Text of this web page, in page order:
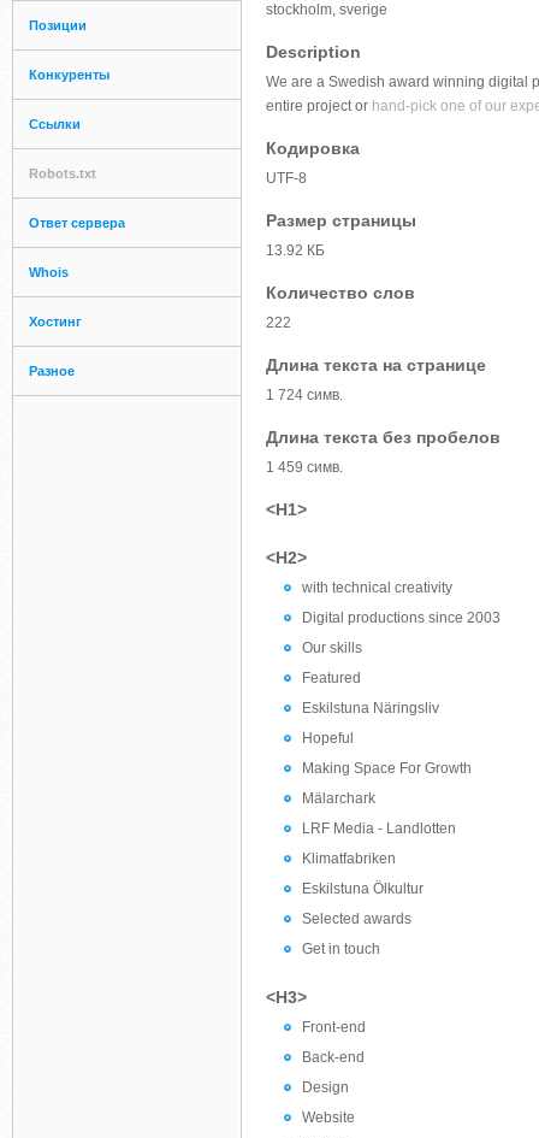
Позиции
Конкуренты
Ссылки
Robots.txt
Ответ сервера
Whois
Хостинг
Разное
stockholm, sverige
Description
We are a Swedish award winning digital
entire project or hand-pick one of our
Кодировка
UTF-8
Размер страницы
13.92 КБ
Количество слов
222
Длина текста на странице
1 724 симв.
Длина текста без пробелов
1 459 симв.
<H1>
<H2>
with technical creativity
Digital productions since 2003
Our skills
Featured
Eskilstuna Näringsliv
Hopeful
Making Space For Growth
Mälarchark
LRF Media - Landlotten
Klimatfabriken
Eskilstuna Ölkultur
Selected awards
Get in touch
<H3>
Front-end
Back-end
Design
Website